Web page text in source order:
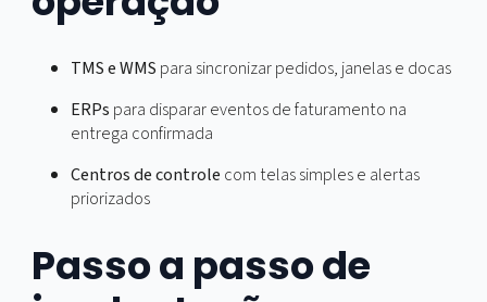
Ocorrências por milhão de km
Desvios de rota por viagem
Tempo médio de resposta a alerta
Taxa de recuperação de carga
Consumo de combustível por rota
Entregas no prazo